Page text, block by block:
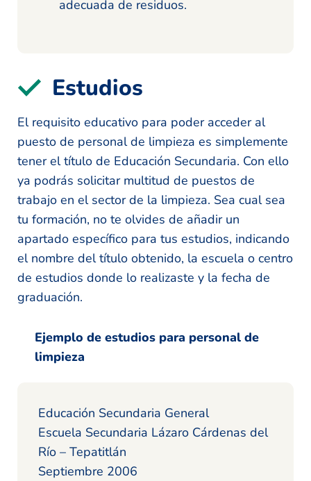
adecuada de residuos.
Estudios
El requisito educativo para poder acceder al
puesto de personal de limpieza es simplemente
tener el título de Educación Secundaria. Con ello
ya podrás solicitar multitud de puestos de
trabajo en el sector de la limpieza. Sea cual sea
tu formación, no te olvides de añadir un
apartado específico para tus estudios, indicando
el nombre del título obtenido, la escuela o centro
de estudios donde lo realizaste y la fecha de
graduación.
Ejemplo de estudios para personal de
limpieza
Educación Secundaria General
Escuela Secundaria Lázaro Cárdenas del
Río – Tepatitlán
Septiembre 2006